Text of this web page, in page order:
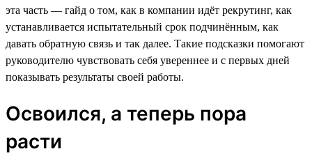
эта часть — гайд о том, как в компании идёт рекрутинг, как
устанавливается испытательный срок подчинённым, как
давать обратную связь и так далее. Такие подсказки помогают
руководителю чувствовать себя увереннее и с первых дней
показывать результаты своей работы.
Освоился, а теперь пора
расти